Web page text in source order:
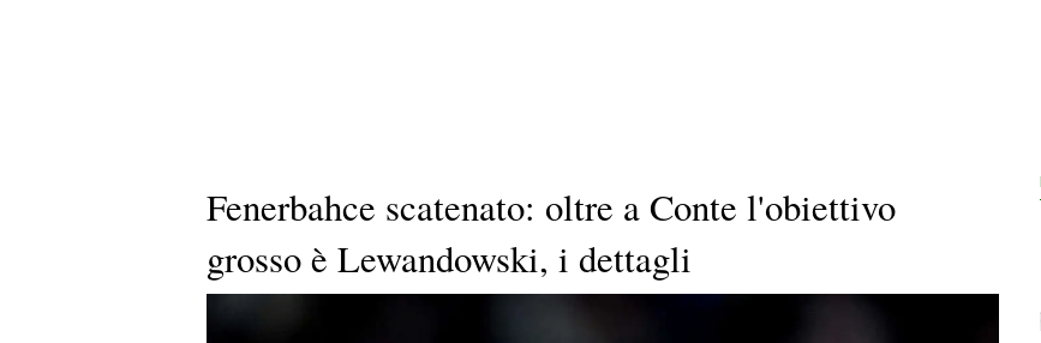
Fenerbahce scatenato: oltre a Conte l'obiettivo
grosso è Lewandowski, i dettagli